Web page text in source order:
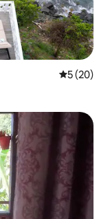
平均评分
5 (20)